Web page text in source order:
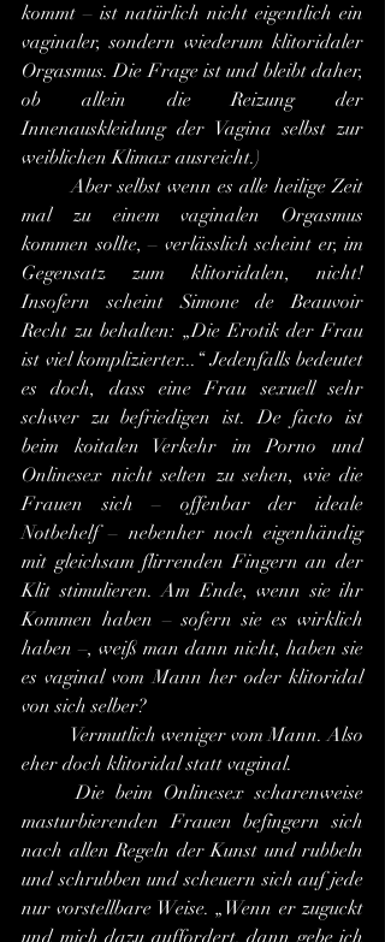
kommt – ist natürlich nicht eigentlich ein
vaginaler, sondern wiederum klitoridaler
Orgasmus. Die Frage ist und bleibt daher,
ob allein die Reizung der
Innenauskleidung der Vagina selbst zur
weiblichen Klimax ausreicht.)
	Aber selbst wenn es alle heilige Zeit
mal zu einem vaginalen Orgasmus
kommen sollte, – verlässlich scheint er, im
Gegensatz zum klitoridalen, nicht!
Insofern scheint Simone de Beauvoir
Recht zu behalten: „Die Erotik der Frau
ist viel komplizierter...“ Jedenfalls bedeutet
es doch, dass eine Frau sexuell sehr
schwer zu befriedigen ist. De facto ist
beim koitalen Verkehr im Porno und
Onlinesex nicht selten zu sehen, wie die
Frauen sich – offenbar der ideale
Notbehelf – nebenher noch eigenhändig
mit gleichsam flirrenden Fingern an der
Klit stimulieren. Am Ende, wenn sie ihr
Kommen haben – sofern sie es wirklich
haben –, weiß man dann nicht, haben sie
es vaginal vom Mann her oder klitoridal
von sich selber?
eher doch klitoridal statt vaginal.
	Die beim Onlinesex scharenweise
masturbierenden Frauen befingern sich
nach allen Regeln der Kunst und rubbeln
und schrubben und scheuern sich auf jede
nur vorstellbare Weise. „Wenn er zuguckt
und mich dazu auffordert, dann gebe ich